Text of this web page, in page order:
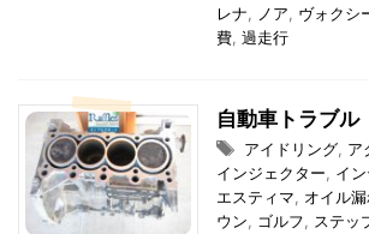
レナ
ノア ヴォクシ
費 過走行
自動車トラブル
アイドリング ア
インジェクター
イ
エスティマ
オイル
ウン
ゴルフ ステッ